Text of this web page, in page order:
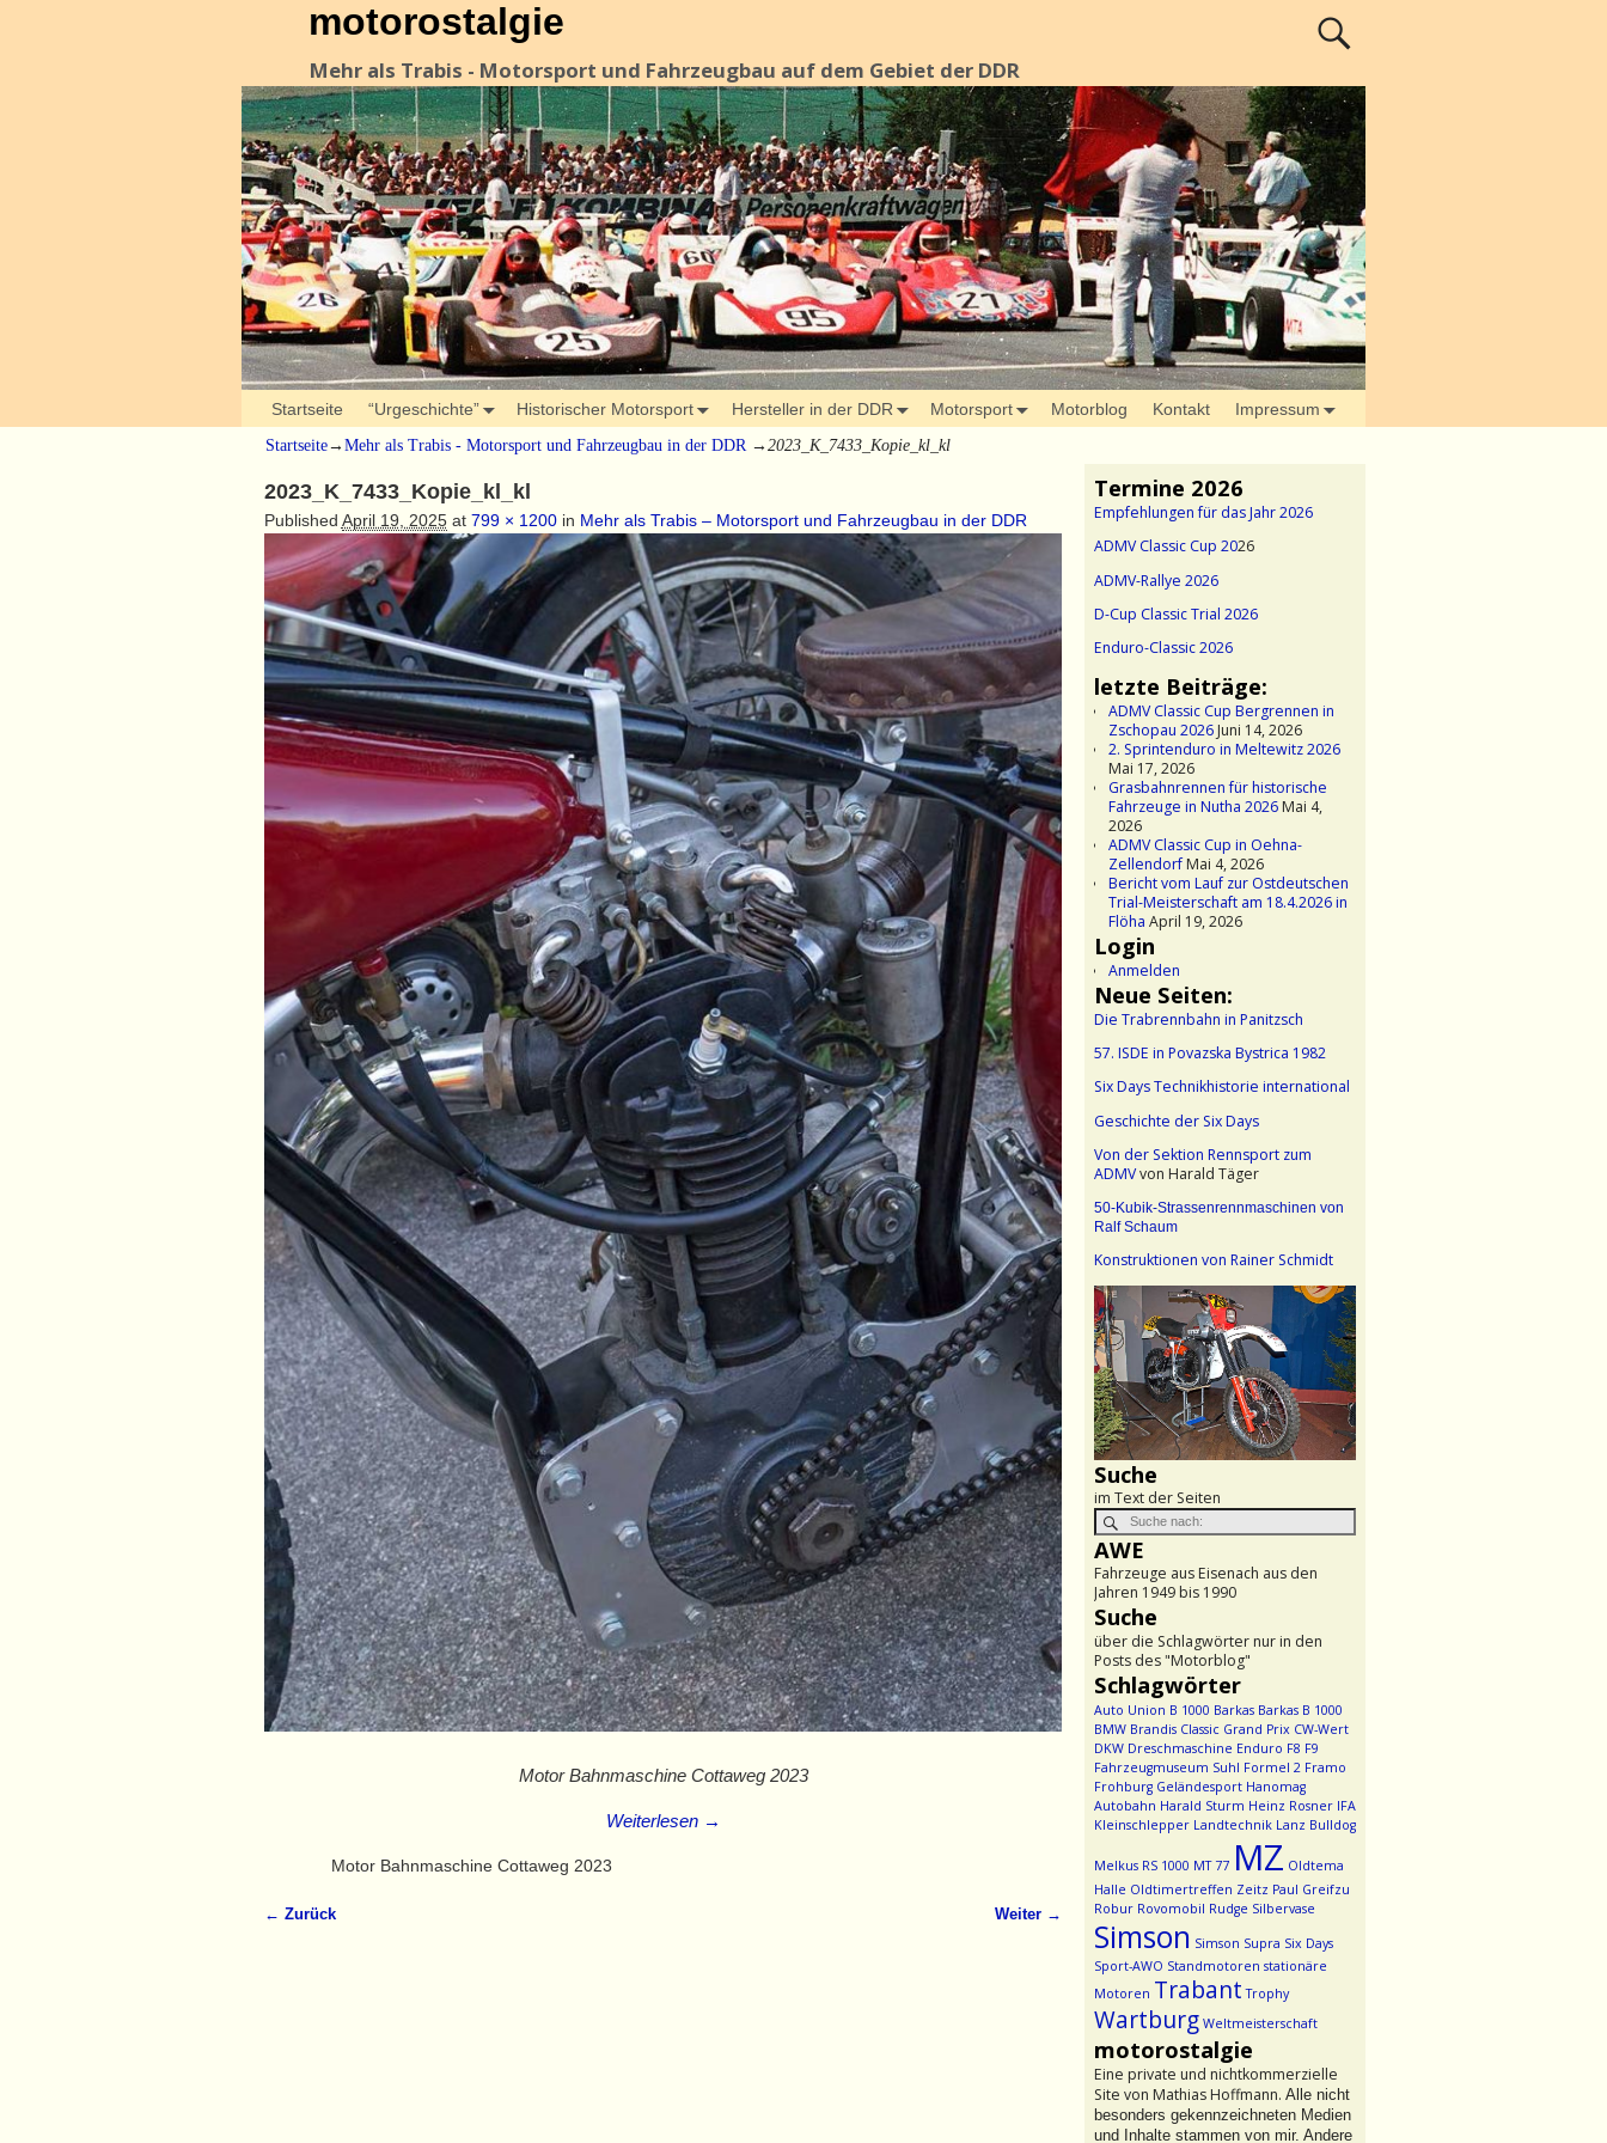
motorostalgie
Mehr als Trabis - Motorsport und Fahrzeugbau auf dem Gebiet der DDR
Startseite “Urgeschichte” Historischer Motorsport Hersteller in der DDR Motorsport Motorblog Kontakt Impressum
Startseite→ Mehr als Trabis - Motorsport und Fahrzeugbau in der DDR→ 2023_K_7433_Kopie_kl_kl
2023_K_7433_Kopie_kl_kl
Published April 19, 2025at 799 × 1200in Mehr als Trabis – Motorsport und Fahrzeugbau in der DDR
Motor Bahnmaschine Cottaweg 2023
Weiterlesen →
Motor Bahnmaschine Cottaweg 2023
← Zurück Weiter →
Termine 2026
Empfehlungen für das Jahr 2026
ADMV Classic Cup 2026
ADMV-Rallye 2026
D-Cup Classic Trial 2026
Enduro-Classic 2026
letzte Beiträge:
ADMV Classic Cup Bergrennen in
Zschopau 2026Juni 14, 2026
2. Sprintenduro in Meltewitz 2026
Mai 17, 2026
Grasbahnrennen für historische
Fahrzeuge in Nutha 2026Mai 4,
2026
ADMV Classic Cup in Oehna-
ZellendorfMai 4, 2026
Bericht vom Lauf zur Ostdeutschen
Trial-Meisterschaft am 18.4.2026 in
Flöha April 19, 2026
Login
Anmelden
Neue Seiten:
Die Trabrennbahn in Panitzsch
57. ISDE in Povazska Bystrica 1982
Six Days Technikhistorie international
Geschichte der Six Days
Von der Sektion Rennsport zum
ADMVvon Harald Täger
50-Kubik-Strassenrennmaschinen von
Ralf Schaum
Konstruktionen von Rainer Schmidt
Suche
im Text der Seiten
AWE
Fahrzeuge aus Eisenach aus den
Jahren 1949 bis 1990
Suche
über die Schlagwörter nur in den
Posts des "Motorblog"
Schlagwörter
Auto Union B 1000 Barkas Barkas B 1000
BMW Brandis Classic Grand Prix CW-Wert
DKW Dreschmaschine Enduro F8 F9
Fahrzeugmuseum Suhl Formel 2 Framo
Frohburg Geländesport Hanomag
Autobahn Harald Sturm Heinz Rosner IFA
Kleinschlepper Landtechnik Lanz Bulldog
Melkus RS 1000 MT 77 MZ Oldtema
Halle Oldtimertreffen Zeitz Paul Greifzu
Robur Rovomobil Rudge Silbervase
Simson Simson Supra Six Days
Sport-AWO Standmotoren stationäre
Motoren Trabant Trophy
Wartburg Weltmeisterschaft
motorostalgie
Eine private und nichtkommerzielle
Site von Mathias Hoffmann. Alle nicht
besonders gekennzeichneten Medien
und Inhalte stammen von mir. Andere